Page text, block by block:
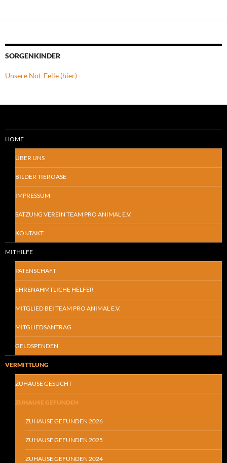
SORGENKINDER
Unsere Not-Felle (hier)
HOME
ÜBER UNS
BILDER TIEROASE
IMPRESSUM
SATZUNG VEREIN TEAM PRO ANIMAL E.V.
KONTAKT
MITHILFE
PATENSCHAFT
EHRENAHMTLICHE HELFER
MITGLIED BEI TEAM PRO ANIMAL E.V.
MITGLIEDSANTRAG
GELDSPENDEN
VERMITTLUNG
ZUHAUSE GESUCHT
ZUHAUSE GEFUNDEN
ZUHAUSE GEFUNDEN 2026
ZUHAUSE GEFUNDEN 2025
ZUHAUSE GEFUNDEN 2024